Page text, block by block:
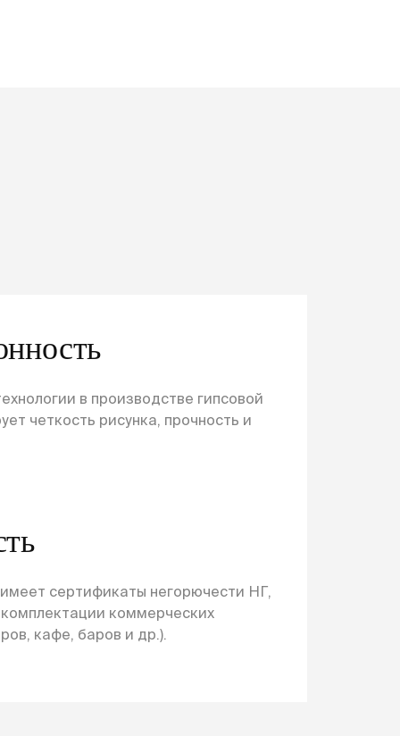
в производстве гипсовой
четкость рисунка, прочность и
сертификаты негорючести НГ,
коммерческих
кафе, баров и др.).